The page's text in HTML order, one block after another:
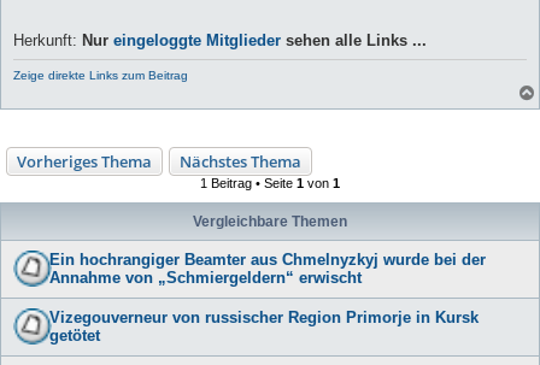
Herkunft: Nur eingeloggte Mitglieder sehen alle Links ...
Zeige direkte Links zum Beitrag
Vorheriges Thema Nächstes Thema
1 Beitrag • Seite 1 von 1
Vergleichbare Themen
Ein hochrangiger Beamter aus Chmelnyzkyj wurde bei der
Annahme von „Schmiergeldern“ erwischt
Vizegouverneur von russischer Region Primorje in Kursk
getötet